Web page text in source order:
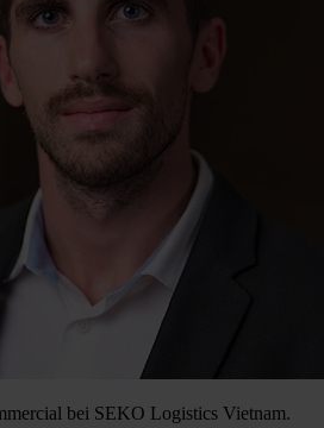
bei SEKO Logistics Vietnam.